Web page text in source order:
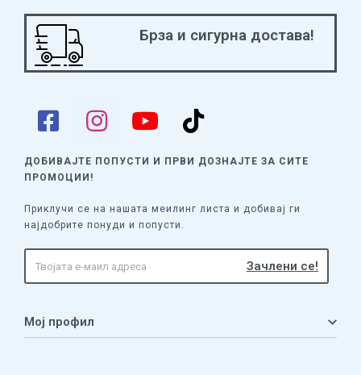
Брза и сигурна достава!
ДОБИВАЈТЕ ПОПУСТИ И ПРВИ ДОЗНАЈТЕ ЗА СИТЕ
ПРОМОЦИИ!
Приклучи се на нашата меилинг листа и добивај ги
најдобрите понуди и попусти.
Мој профил